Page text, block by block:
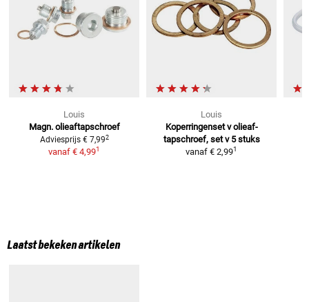
Louis
Magn. olieaftapschroef
Adviesprijs € 7,992
vanaf € 4,991
Louis
Koperringenset v olieaf-
tapschroef, set v 5 stuks
vanaf € 2,991
Laatst bekeken artikelen